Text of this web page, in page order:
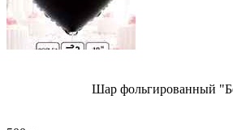
Шар фольгированный